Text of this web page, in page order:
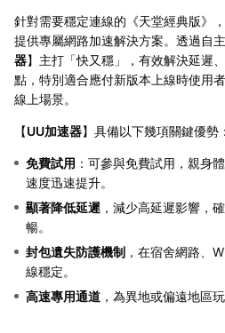
針對需要穩定連線的《天堂經典版》
提供專屬網路加速解決方案。透過自
器】主打「快又穩」，有效解決延遲
點，特別適合應付新版本上線時使用
線上場景。
【UU加速器】具備以下幾項關鍵優勢：
免費試用 ：可參與免費試用，親身
速度迅速提升。
顯著降低延遲 ，減少高延遲影響，
暢。
封包遺失防護機制 ，在宿舍網路、
線穩定。
高速專用通道 ，為異地或偏遠地區